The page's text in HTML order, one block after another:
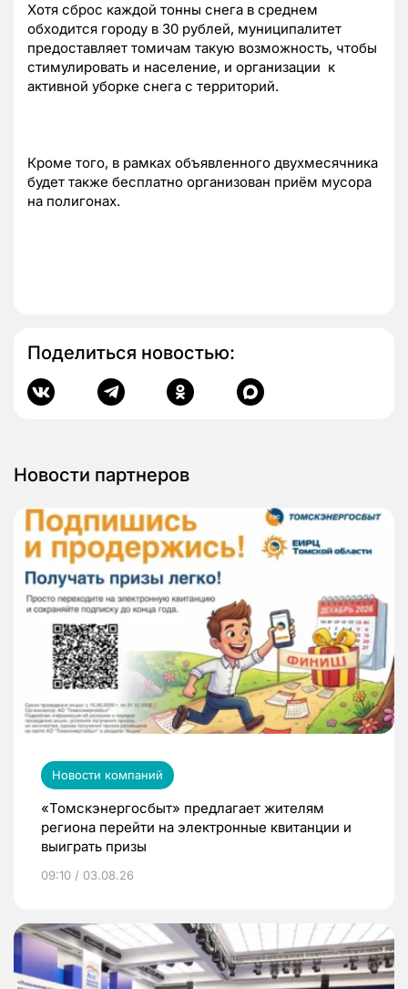
Хотя сброс каждой тонны снега в среднем
обходится городу в 30 рублей, муниципалитет
предоставляет томичам такую возможность, чтобы
стимулировать и население, и организации к
активной уборке снега с территорий.
Кроме того, в рамках объявленного двухмесячника
будет также бесплатно организован приём мусора
на полигонах.
Поделиться новостью:
Новости партнеров
Новости компаний
«Томскэнергосбыт» предлагает жителям
региона перейти на электронные квитанции и
выиграть призы
09:10 / 03.08.26